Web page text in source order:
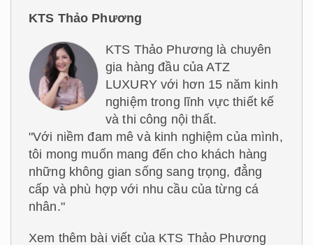
KTS Thảo Phương
KTS Thảo Phương là chuyên
gia hàng đầu của ATZ
LUXURY với hơn 15 năm kinh
nghiệm trong lĩnh vực thiết kế
và thi công nội thất.
"Với niềm đam mê và kinh nghiệm của mình,
tôi mong muốn mang đến cho khách hàng
những không gian sống sang trọng, đẳng
cấp và phù hợp với nhu cầu của từng cá
nhân."
Xem thêm bài viết của KTS Thảo Phương